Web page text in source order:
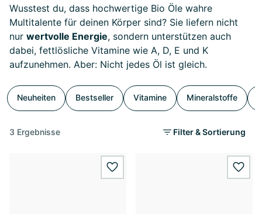
Wusstest du, dass hochwertige Bio Öle wahre
Multitalente für deinen Körper sind? Sie liefern nicht
nur wertvolle Energie, sondern unterstützen auch
dabei, fettlösliche Vitamine wie A, D, E und K
aufzunehmen. Aber: Nicht jedes Öl ist gleich.
Neuheiten Bestseller Vitamine Mineralstoffe
3 Ergebnisse Filter & Sortierung
wishlist.add